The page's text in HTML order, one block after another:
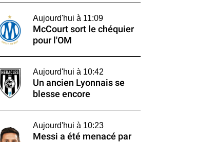
Aujourd'hui à 11:09
McCourt sort le chéquier
pour l'OM
Aujourd'hui à 10:42
Un ancien Lyonnais se
blesse encore
Aujourd'hui à 10:23
Messi a été menacé par